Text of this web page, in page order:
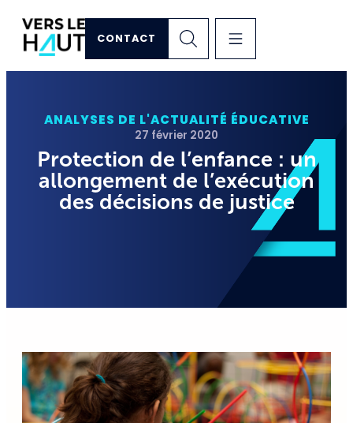
CONTACT
ANALYSES DE L'ACTUALITÉ ÉDUCATIVE
27 février 2020
Protection de l’enfance : un
allongement de l’exécution
des décisions de justice